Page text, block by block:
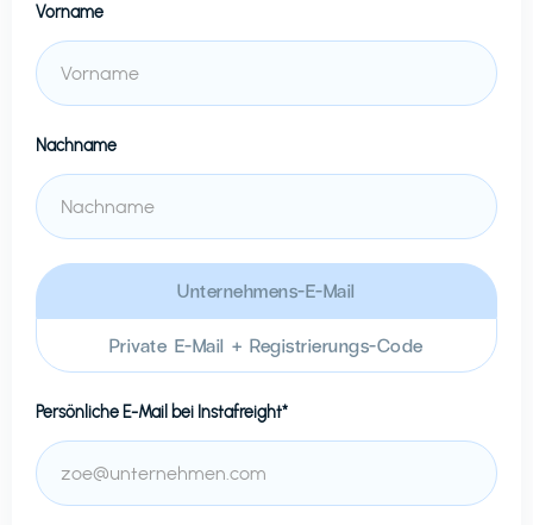
Vorname
Nachname
Unternehmens-E-Mail
Private E-Mail + Registrierungs-Code
Persönliche E-Mail bei Instafreight*